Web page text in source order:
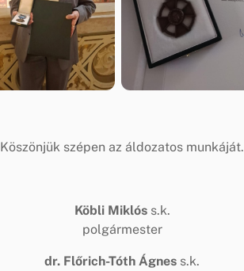
Köszönjük szépen az áldozatos munkáját.
Köbli Miklós s.k.
polgármester
dr. Flőrich-Tóth Ágnes s.k.